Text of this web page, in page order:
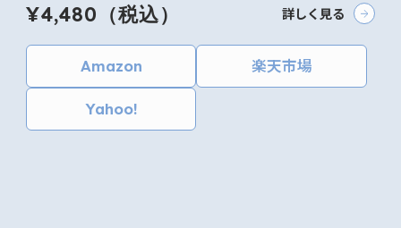
¥4,480（税込） 詳しく見る
Amazon 楽天市場
Yahoo!